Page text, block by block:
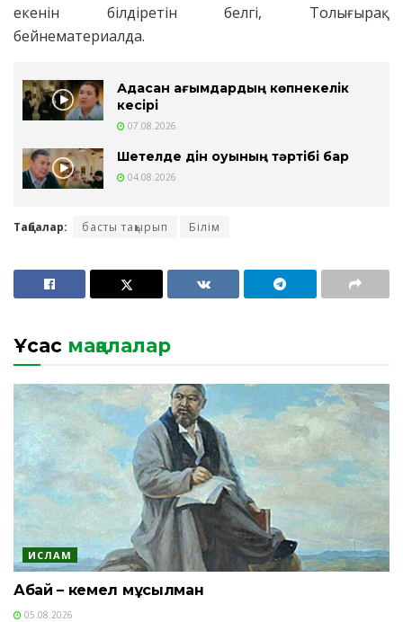
екенін білдіретін белгі, Толығырақ
бейнематериалда.
Адасқан ағымдардың көпнекелік
кесірі
07.08.2026
Шетелде дін оқуының тәртібі бар
04.08.2026
Таңбалар: басты тақырып Білім
Ұқсас мақалалар
ИСЛАМ
Абай – кемел мұсылман
05.08.2026